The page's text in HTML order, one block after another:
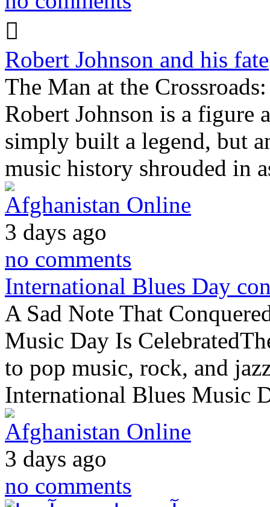
Robert Johnson and his fate
The Man at the
Robert Johnson is a figure
simply built a legend, but
music history shrouded in
Afghanistan Online
3 days ago
no comments
International Blues Day
A Sad Note That
Music Day Is
to pop music, rock, and
International Blues Music
Afghanistan Online
3 days ago
no comments